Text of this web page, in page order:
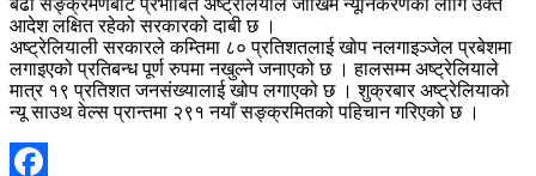
आदेश लक्षित रहेको सरकारको दाबी छ ।
अष्ट्रेलियाली सरकारले कम्तिमा ८० प्रतिशतलाई खोप नलगाइञ्जेल प्रबेशमा
लगाइएको प्रतिबन्ध पूर्ण रुपमा नखुल्ने जनाएको छ । हालसम्म अष्ट्रेलियाले
मात्र १९ प्रतिशत जनसंख्यालाई खोप लगाएको छ । शुक्रबार अष्ट्रेलियाको
न्यू साउथ वेल्स प्रान्तमा २९१ नयाँ सङ्क्रमितको पहिचान गरिएको छ ।